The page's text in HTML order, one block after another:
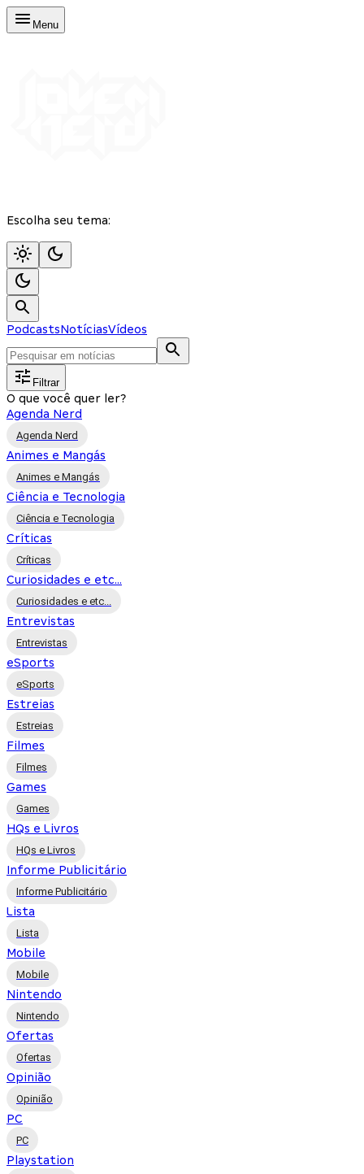
Menu
Escolha seu tema:
PodcastsNotíciasVídeos
Filtrar
O que você quer ler?
Agenda Nerd
Agenda Nerd
Animes e Mangás
Animes e Mangás
Ciência e Tecnologia
Ciência e Tecnologia
Críticas
Críticas
Curiosidades e etc...
Curiosidades e etc...
Entrevistas
Entrevistas
eSports
eSports
Estreias
Estreias
Filmes
Filmes
Games
Games
HQs e Livros
HQs e Livros
Informe Publicitário
Informe Publicitário
Lista
Lista
Mobile
Mobile
Nintendo
Nintendo
Ofertas
Ofertas
Opinião
Opinião
PC
PC
Playstation